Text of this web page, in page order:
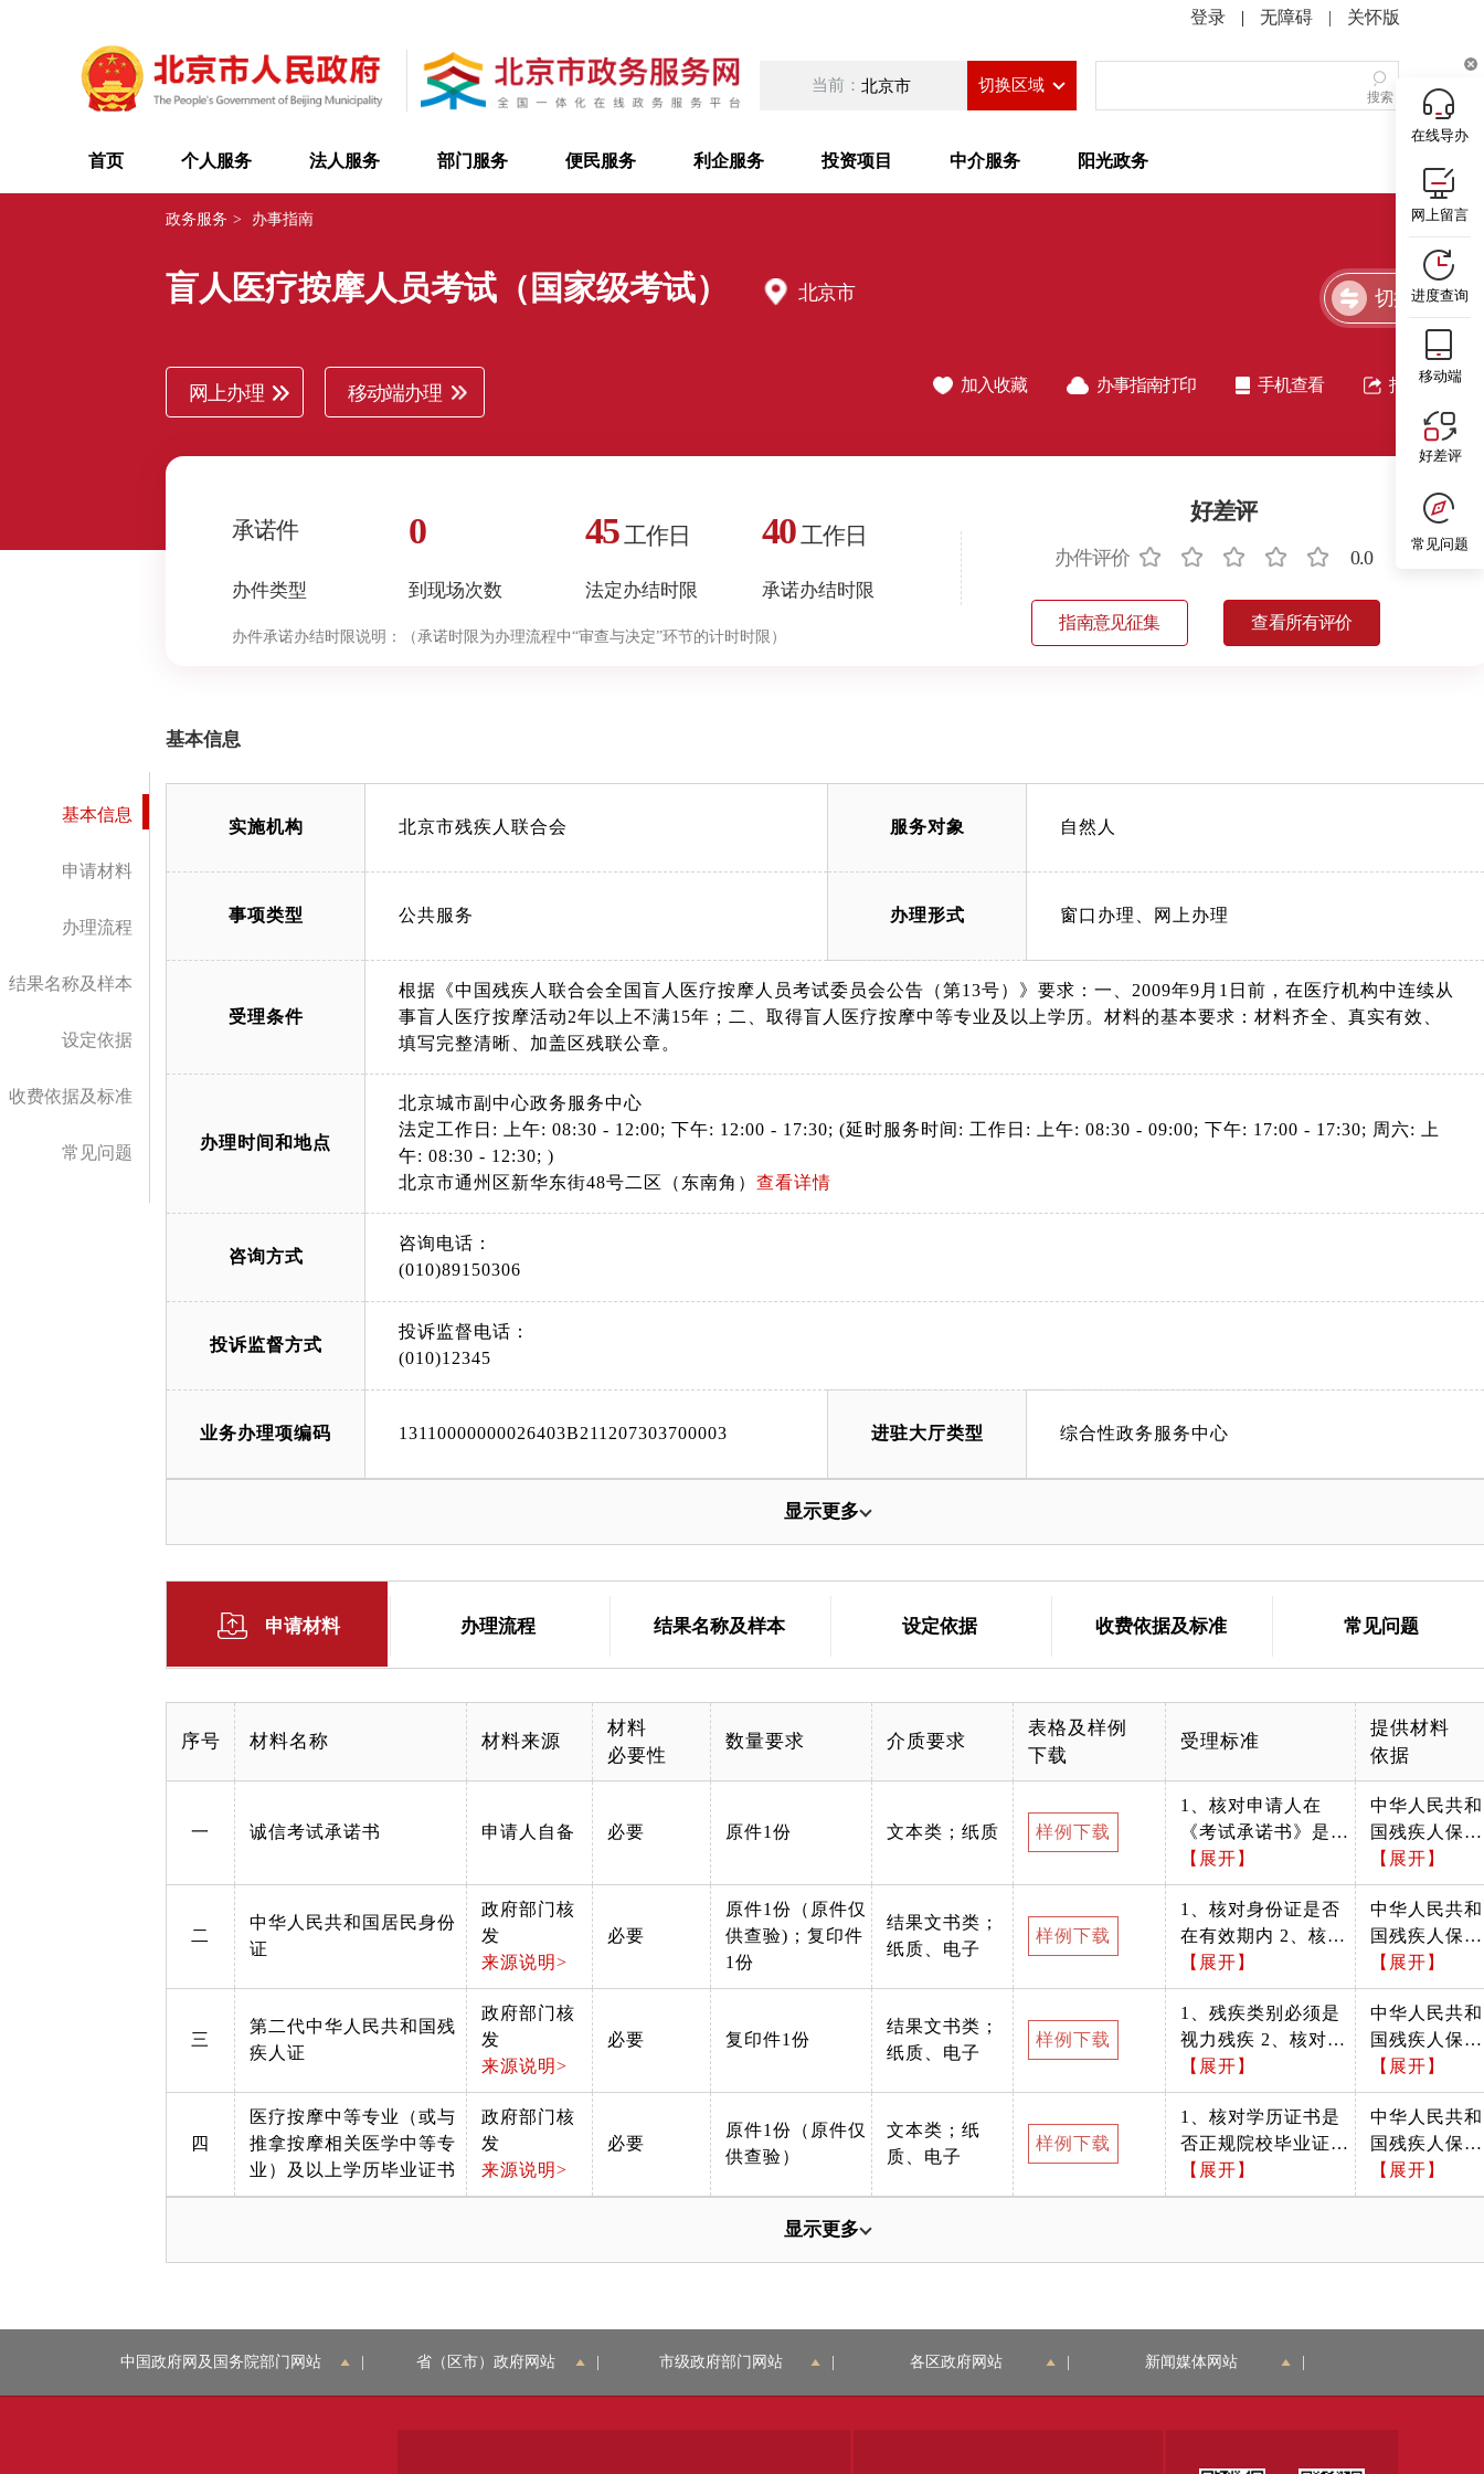
| 无障碍 | 关怀版
当前： 北京市 切换区域
搜索
首页 个人服务 法人服务 部门服务 便民服务 利企服务 投资项目 中介服务 阳光政务
政务服务 > 办事指南
盲人医疗按摩人员考试（国家级考试） 北京市 切换简洁版
网上办理 移动端办理 加入收藏 办事指南打印 手机查看 指南分享
承诺件
办件类型
0
到现场次数
45工作日
法定办结时限
40工作日
承诺办结时限
好差评
办件评价 0.0
指南意见征集 查看所有评价
办件承诺办结时限说明： （承诺时限为办理流程中“审查与决定”环节的计时时限）
基本信息
申请材料
办理流程
结果名称及样本
设定依据
收费依据及标准
常见问题
基本信息
实施机构 北京市残疾人联合会 服务对象 自然人
事项类型 公共服务 办理形式 窗口办理、网上办理
受理条件
根据《中国残疾人联合会全国盲人医疗按摩人员考试委员会公告（第13号）》要求：一、2009年9月1日前，在医疗机构中连续从
事盲人医疗按摩活动2年以上不满15年；二、取得盲人医疗按摩中等专业及以上学历。材料的基本要求：材料齐全、真实有效、
填写完整清晰、加盖区残联公章。
办理时间和地点
北京城市副中心政务服务中心
法定工作日: 上午: 08:30 - 12:00; 下午: 12:00 - 17:30; (延时服务时间: 工作日: 上午: 08:30 - 09:00; 下午: 17:00 - 17:30; 周六: 上
午: 08:30 - 12:30; )
北京市通州区新华东街48号二区（东南角） 查看详情
咨询方式
咨询电话：
(010)89150306
投诉监督方式
投诉监督电话：
(010)12345
业务办理项编码 13110000000026403B211207303700003 进驻大厅类型 综合性政务服务中心
显示更多
申请材料 办理流程 结果名称及样本 设定依据 收费依据及标准 常见问题
序号 材料名称 材料来源
材料
必要性
数量要求 介质要求
表格及样例
下载
受理标准
提供材料
依据
一 诚信考试承诺书 申请人自备 必要 原件1份 文本类；纸质 样例下载
1、核对申请人在
《考试承诺书》是否
签字或按手印 2、填
写日期必须是报名当
年时间
【展开】
中华人民共和
国残疾人保障
法
【展开】
二
中华人民共和国居民身份
证
政府部门核
发
来源说明>
必要
原件1份（原件仅
供查验)；复印件
1份
结果文书类；
纸质、电子
样例下载
1、核对身份证是否
在有效期内 2、核对
原件与复印件是否一
致 3、核对身份证照
片与申请人是否相符
4、复印件是否印在
同一张A4纸上
【展开】
中华人民共和
国残疾人保障
法
【展开】
三
第二代中华人民共和国残
疾人证
政府部门核
发
来源说明>
必要 复印件1份
结果文书类；
纸质、电子
样例下载
1、残疾类别必须是
视力残疾 2、核对第
二代残疾人证是否在
有效期内 3、核对原
件与复印件是否一致
4、核对第二代残疾
人证照片与申请人是
否相符 5、核对第二
【展开】
中华人民共和
国残疾人保障
法
【展开】
四
医疗按摩中等专业（或与
推拿按摩相关医学中等专
业）及以上学历毕业证书
政府部门核
发
来源说明>
必要
原件1份（原件仅
供查验）
文本类；纸
质、电子
样例下载
1、核对学历证书是
否正规院校毕业证书
2、核对学历证书真
伪，与校方沟通或在
人是否相符 5、核对
学历专业是否与盲人
【展开】
中华人民共和
国残疾人保障
法
【展开】
显示更多
在线导办
网上留言
进度查询
移动端
好差评
常见问题
中国政府网及国务院部门网站 省（区市）政府网站 市级政府部门网站 各区政府网站 新闻媒体网站